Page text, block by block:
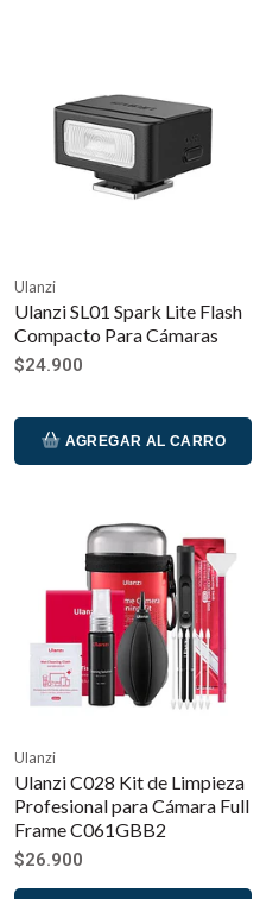
Ulanzi
Ulanzi SL01 Spark Lite Flash
Compacto Para Cámaras
$24.900
AGREGAR AL CARRO
Ulanzi
Ulanzi C028 Kit de Limpieza
Profesional para Cámara Full
Frame C061GBB2
$26.900